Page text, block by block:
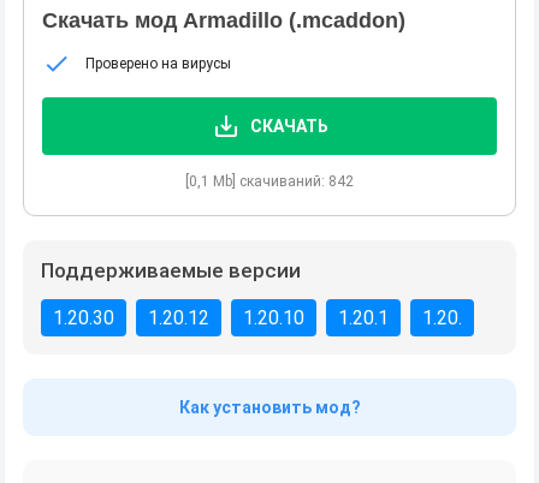
Скачать мод Armadillo (.mcaddon)
Проверено на вирусы
СКАЧАТЬ
[0,1 Mb] скачиваний: 842
Поддерживаемые версии
1.20.30 1.20.12 1.20.10 1.20.1 1.20.
Как установить мод?